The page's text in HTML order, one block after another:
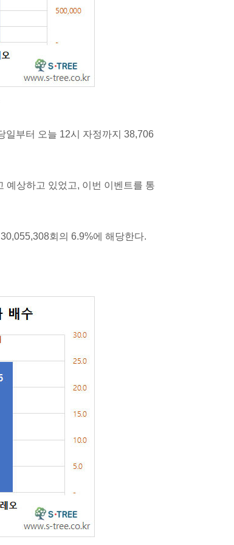
일부터 오늘 12시 자정까지 38,706
예상하고 있었고, 이번 이벤트를 통
회의 6.9%에 해당한다.